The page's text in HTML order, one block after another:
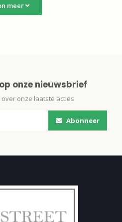
meer
onze nieuwsbrief
onze laatste acties
Abonneer